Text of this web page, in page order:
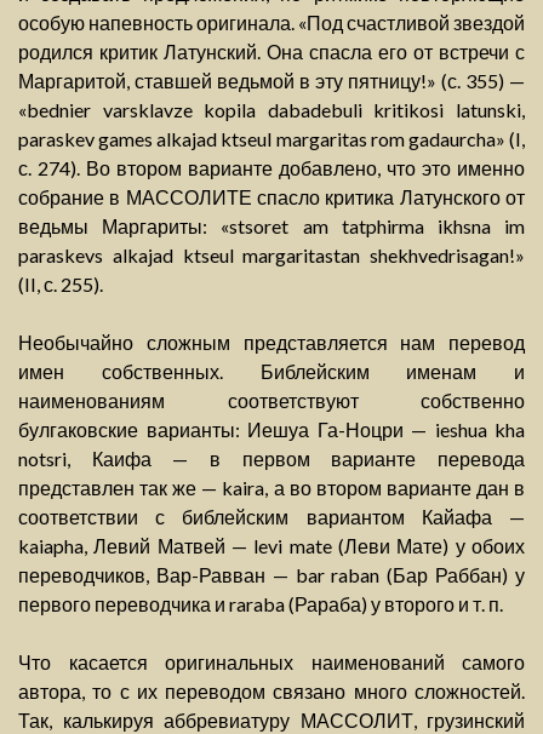
особую напевность оригинала. «Под счастливой звездой
родился критик Латунский. Она спасла его от встречи с
Маргаритой, ставшей ведьмой в эту пятницу!» (с. 355) —
«bednier varsklavze kopila dabadebuli kritikosi latunski,
paraskev games alkajad ktseul margaritas rom gadaurcha» (I,
с. 274). Во втором варианте добавлено, что это именно
собрание в МАССОЛИТЕ спасло критика Латунского от
ведьмы Маргариты: «stsoret am tatphirma ikhsna im
paraskevs alkajad ktseul margaritastan shekhvedrisagan!»
(II, с. 255).
Необычайно сложным представляется нам перевод
имен собственных. Библейским именам и
наименованиям соответствуют собственно
булгаковские варианты: Иешуа Га-Ноцри — ieshua kha
notsri, Каифа — в первом варианте перевода
представлен так же — kaira, а во втором варианте дан в
соответствии с библейским вариантом Кайафа —
kaiapha, Левий Матвей — levi mate (Леви Мате) у обоих
переводчиков, Вар-Равван — bar raban (Бар Раббан) у
первого переводчика и raraba (Рараба) у второго и т. п.
Что касается оригинальных наименований самого
автора, то с их переводом связано много сложностей.
Так, калькируя аббревиатуру МАССОЛИТ, грузинский